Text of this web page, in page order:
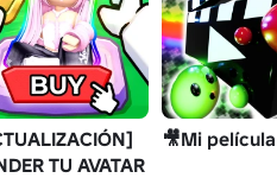
TU AVATAR
🎥Mi película